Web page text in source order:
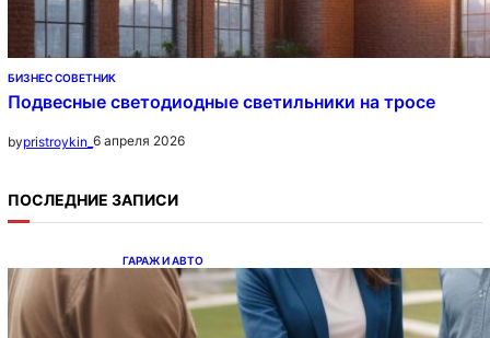
БИЗНЕС СОВЕТНИК
Подвесные светодиодные светильники на тросе
bypristroykin_ 6 апреля 2026
ПОСЛЕДНИЕ ЗАПИСИ
ГАРАЖ И АВТО
Ипотека на новостройки при оформлении
напрямую у застройщика